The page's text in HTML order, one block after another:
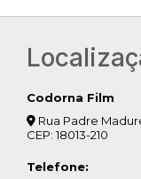
PARA VIDRO
COMO ESCONDER O MOTOR DE AR
Codorna Film
Rua Padre
CEP: 18013-210
Telefone: